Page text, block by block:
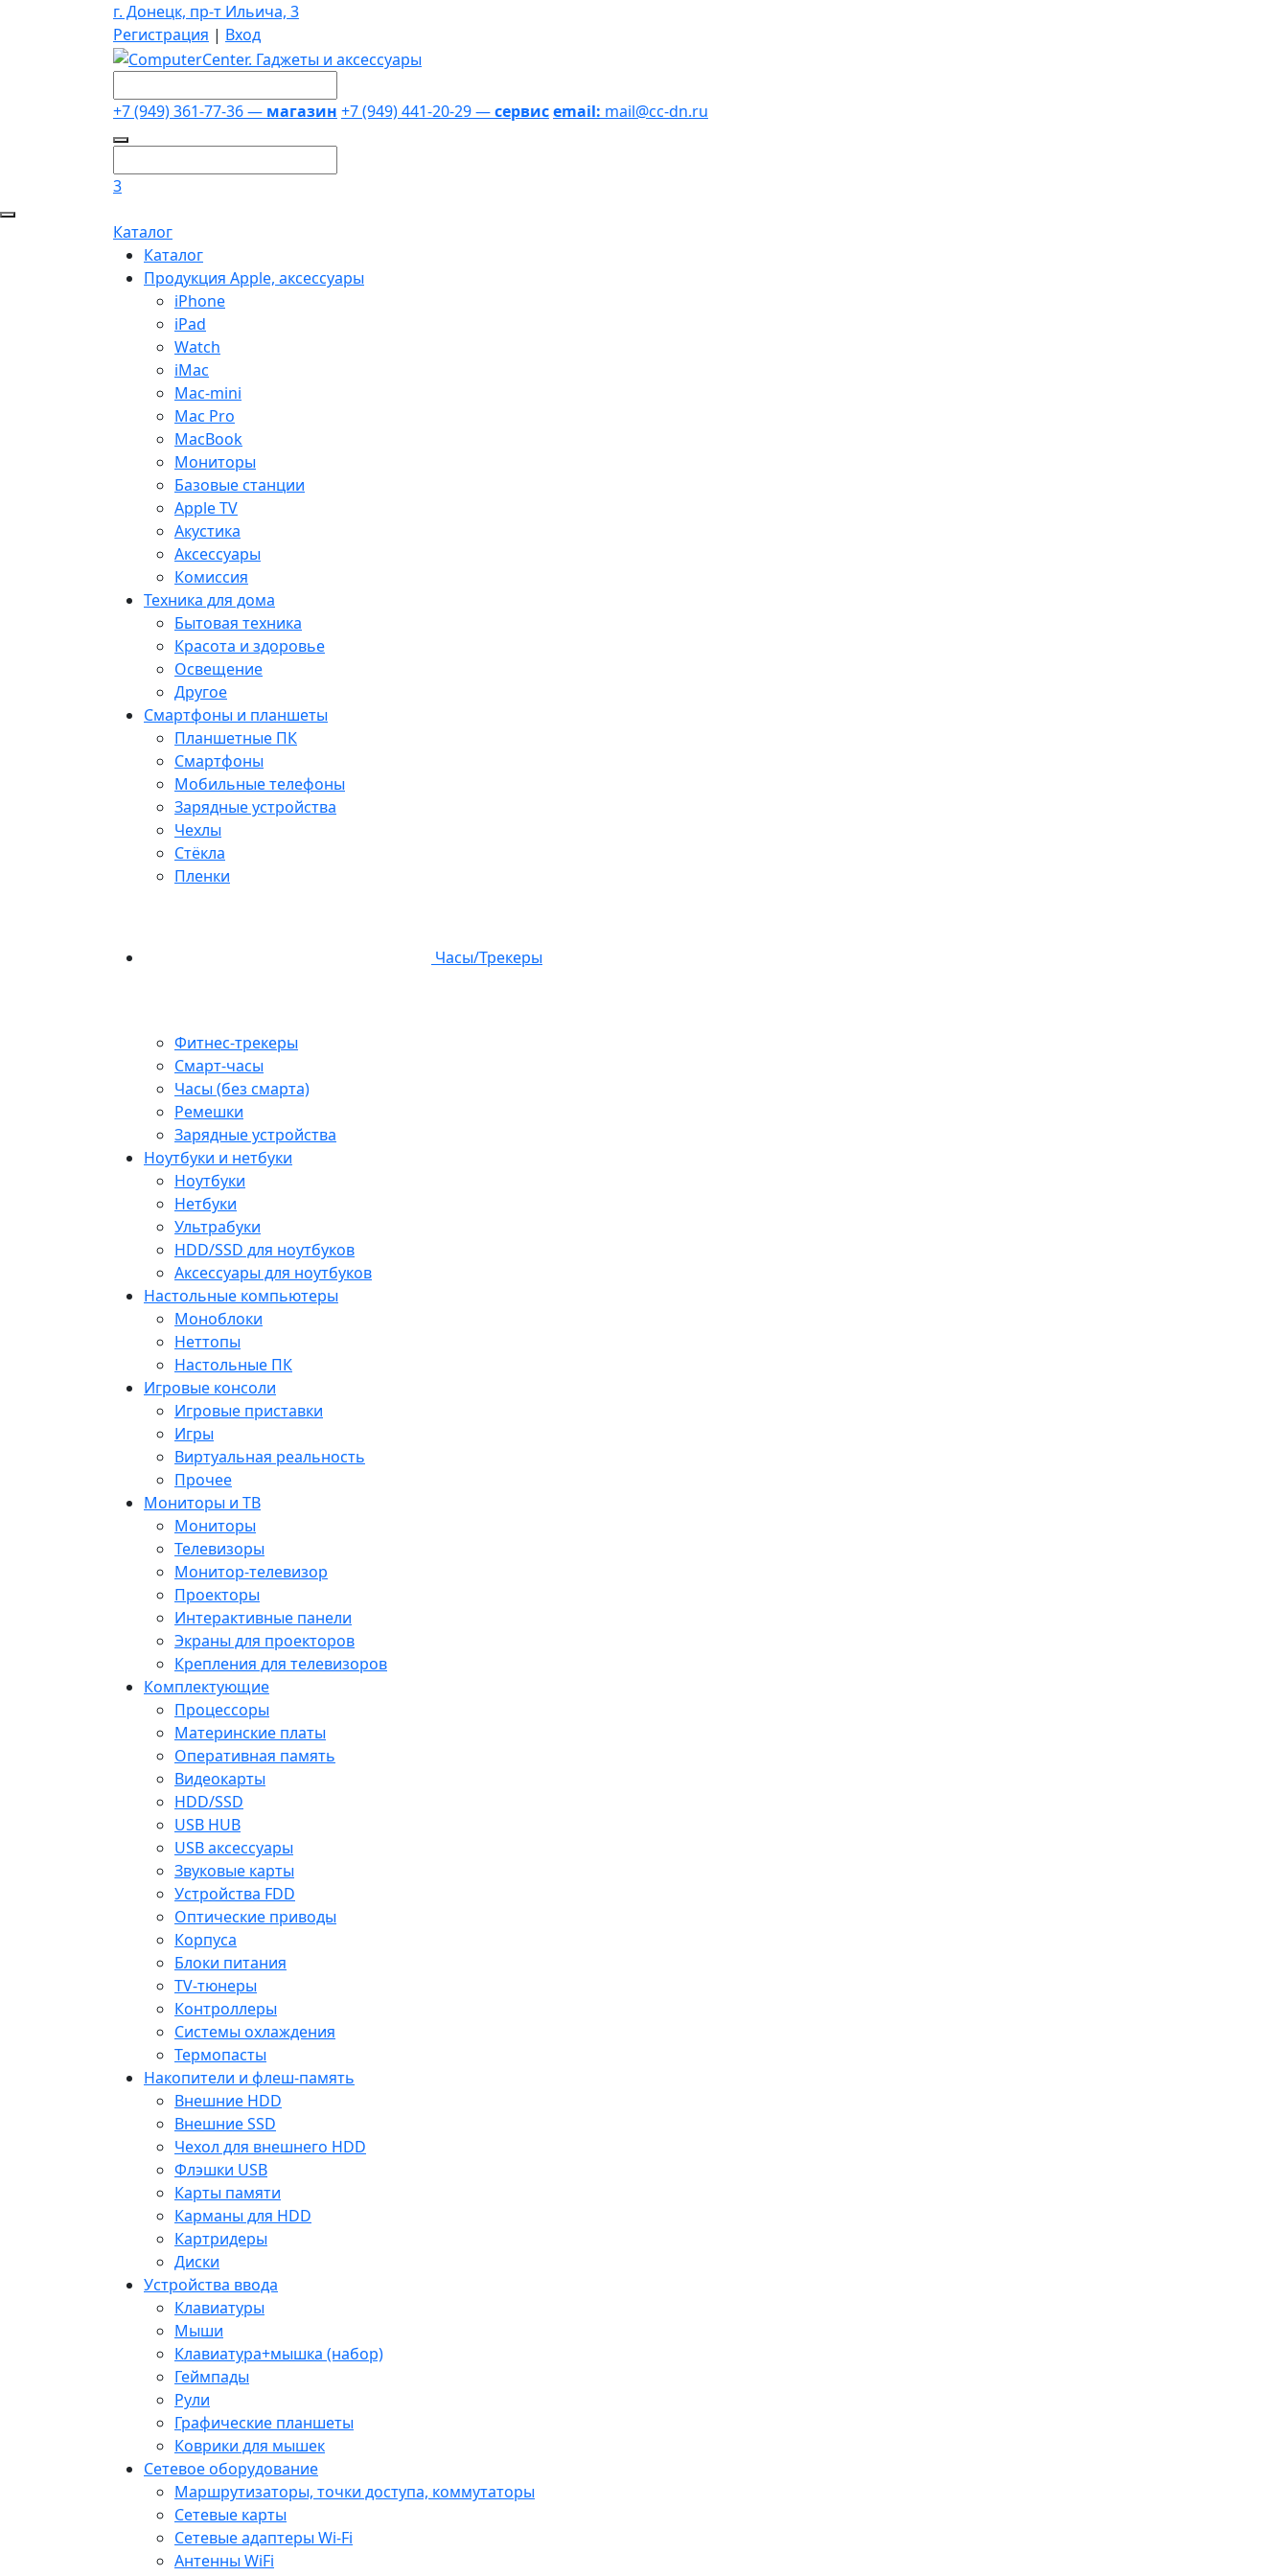
г. Донецк, пр-т Ильича, 3
Регистрация | Вход
+7 (949) 361-77-36 — магазин +7 (949) 441-20-29 —сервисemail: mail@cc-dn.ru
3
Каталог
Каталог
Продукция Apple, аксессуары
iPhone
iPad
Watch
iMac
Mac-mini
Mac Pro
MacBook
Мониторы
Базовые станции
Apple TV
Акустика
Аксессуары
Комиссия
Техника для дома
Бытовая техника
Красота и здоровье
Освещение
Другое
Смартфоны и планшеты
Планшетные ПК
Смартфоны
Мобильные телефоны
Зарядные устройства
Чехлы
Стёкла
Пленки
Часы/Трекеры
Фитнес-трекеры
Смарт-часы
Часы (без смарта)
Ремешки
Зарядные устройства
Ноутбуки и нетбуки
Ноутбуки
Нетбуки
Ультрабуки
HDD/SSD для ноутбуков
Аксессуары для ноутбуков
Настольные компьютеры
Моноблоки
Неттопы
Настольные ПК
Игровые консоли
Игровые приставки
Игры
Виртуальная реальность
Прочее
Мониторы и ТВ
Мониторы
Телевизоры
Монитор-телевизор
Проекторы
Интерактивные панели
Экраны для проекторов
Крепления для телевизоров
Комплектующие
Процессоры
Материнские платы
Оперативная память
Видеокарты
HDD/SSD
USB HUB
USB аксессуары
Звуковые карты
Устройства FDD
Оптические приводы
Корпуса
Блоки питания
TV-тюнеры
Контроллеры
Системы охлаждения
Термопасты
Накопители и флеш-память
Внешние HDD
Внешние SSD
Чехол для внешнего HDD
Флэшки USB
Карты памяти
Карманы для HDD
Картридеры
Диски
Устройства ввода
Клавиатуры
Мыши
Клавиатура+мышка (набор)
Геймпады
Рули
Графические планшеты
Коврики для мышек
Сетевое оборудование
Маршрутизаторы, точки доступа, коммутаторы
Сетевые карты
Сетевые адаптеры Wi-Fi
Антенны WiFi